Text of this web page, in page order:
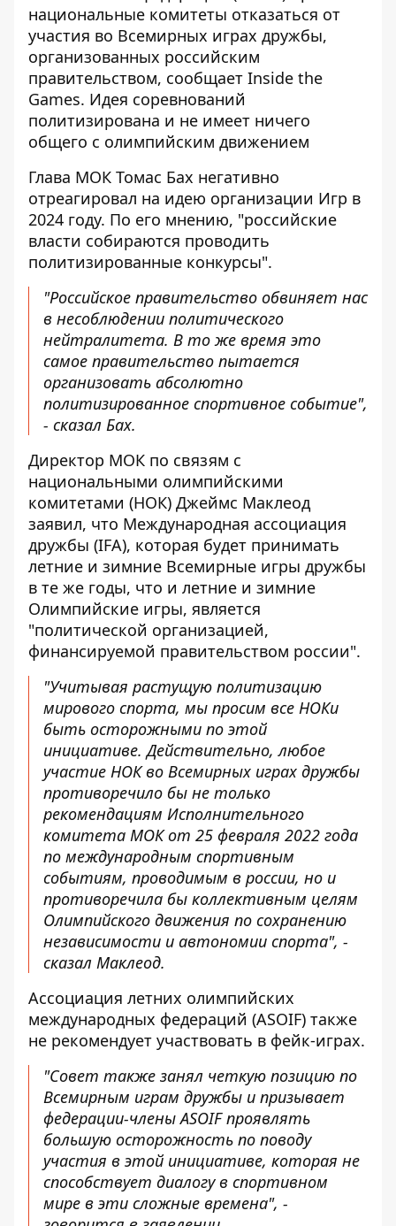
национальные комитеты отказаться от
участия во Всемирных играх дружбы,
организованных российским
правительством, сообщает Inside the
Games. Идея соревнований
политизирована и не имеет ничего
общего с олимпийским движением
Глава МОК Томас Бах негативно
отреагировал на идею организации Игр в
2024 году. По его мнению, "российские
власти собираются проводить
политизированные конкурсы".
"Российское правительство обвиняет нас
в несоблюдении политического
нейтралитета. В то же время это
самое правительство пытается
организовать абсолютно
политизированное спортивное событие",
- сказал Бах.
Директор МОК по связям с
национальными олимпийскими
комитетами (НОК) Джеймс Маклеод
заявил, что Международная ассоциация
дружбы (IFA), которая будет принимать
летние и зимние Всемирные игры дружбы
в те же годы, что и летние и зимние
Олимпийские игры, является
"политической организацией,
финансируемой правительством россии".
"Учитывая растущую политизацию
мирового спорта, мы просим все НОКи
быть осторожными по этой
инициативе. Действительно, любое
участие НОК во Всемирных играх дружбы
противоречило бы не только
рекомендациям Исполнительного
комитета МОК от 25 февраля 2022 года
по международным спортивным
событиям, проводимым в россии, но и
противоречила бы коллективным целям
Олимпийского движения по сохранению
независимости и автономии спорта", -
сказал Маклеод.
Ассоциация летних олимпийских
международных федераций (ASOIF) также
не рекомендует участвовать в фейк-играх.
"Совет также занял четкую позицию по
Всемирным играм дружбы и призывает
федерации-члены ASOIF проявлять
большую осторожность по поводу
участия в этой инициативе, которая не
способствует диалогу в спортивном
мире в эти сложные времена", -